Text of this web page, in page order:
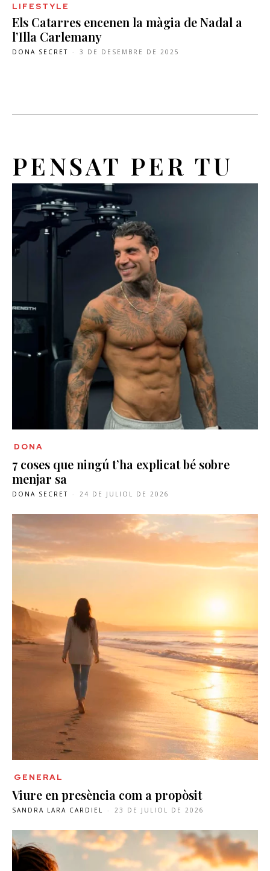
LIFESTYLE
Els Catarres encenen la màgia de Nadal a
l’Illa Carlemany
DONA SECRET - 3 DE DESEMBRE DE 2025
PENSAT PER TU
DONA
7 coses que ningú t’ha explicat bé sobre
menjar sa
DONA SECRET - 24 DE JULIOL DE 2026
GENERAL
Viure en presència com a propòsit
SANDRA LARA CARDIEL - 23 DE JULIOL DE 2026